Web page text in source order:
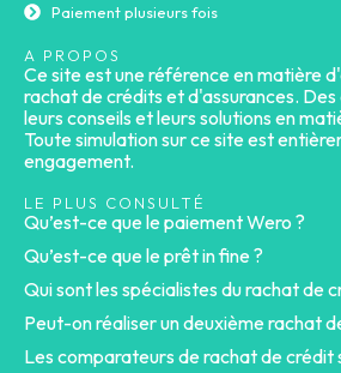
Paiement plusieurs fois
A PROPOS
Ce site est une référence en matière
rachat de crédits et d'assurances.
leurs conseils et leurs solutions en
Toute simulation sur ce site est
engagement.
LE PLUS CONSULTÉ
Qu’est-ce que le paiement Wero ?
Qu’est-ce que le prêt in fine ?
Qui sont les spécialistes du rachat de
Peut-on réaliser un deuxième rachat
Les comparateurs de rachat de crédit